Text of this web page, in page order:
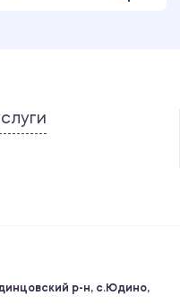
р-н, с.Юдино,